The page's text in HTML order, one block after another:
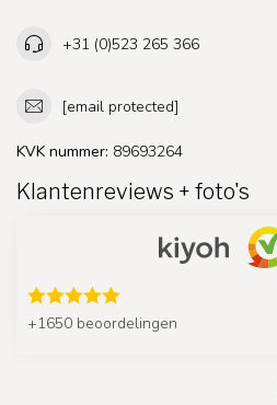
+31 (0)523 265 366
[email protected]
KVK nummer: 89693264
Klantenreviews + foto's
+1650 beoordelingen